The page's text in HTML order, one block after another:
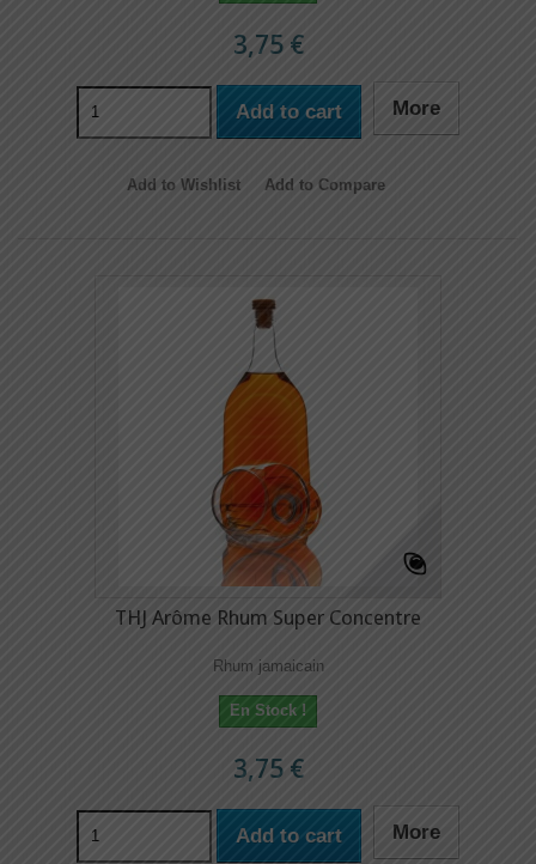
3,75 €
Add to cart More
Add to Wishlist Add to Compare
THJ Arôme Rhum Super Concentre
Rhum jamaicain
En Stock !
3,75 €
Add to cart More